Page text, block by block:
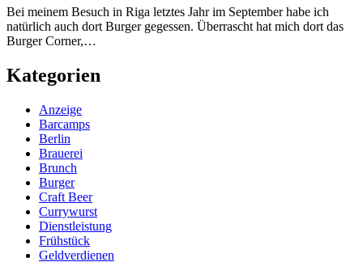
Bei meinem Besuch in Riga letztes Jahr im September habe ich
natürlich auch dort Burger gegessen. Überrascht hat mich dort das
Burger Corner,…
Kategorien
Anzeige
Barcamps
Berlin
Brauerei
Brunch
Burger
Craft Beer
Currywurst
Dienstleistung
Frühstück
Geldverdienen